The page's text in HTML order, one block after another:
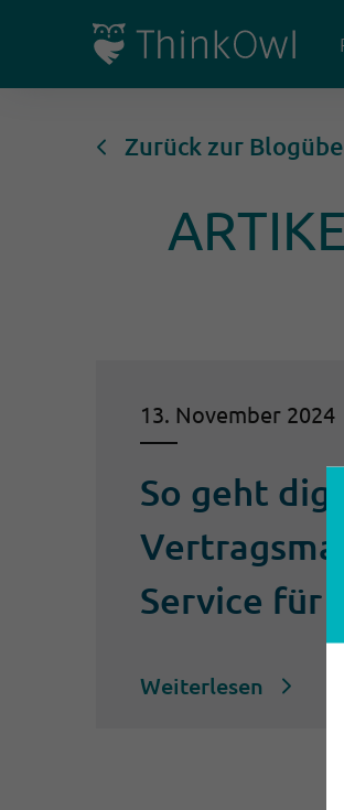
Zurück zur
13. November 2024
So geht
Service für
Weiterlesen